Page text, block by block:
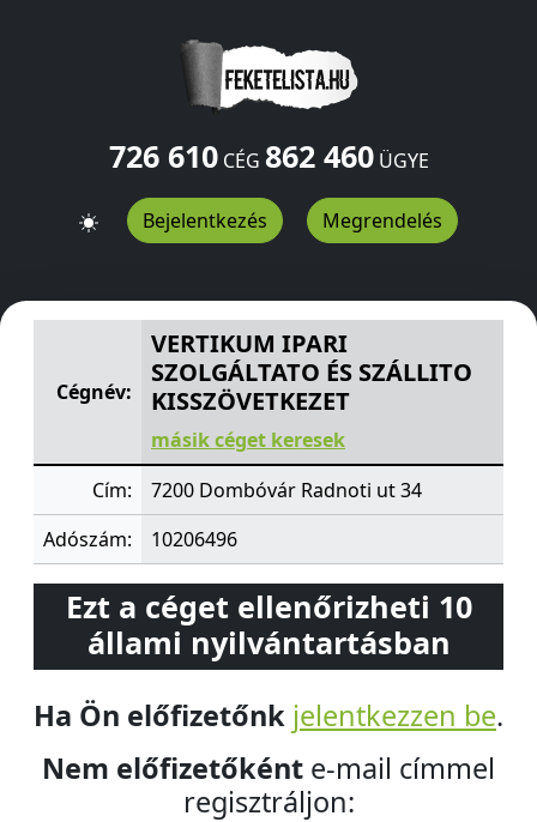
726 610CÉG 862 460ÜGYE
Bejelentkezés Megrendelés
VERTIKUM IPARI SZOLGÁLTATO ÉS SZÁLLITO
Cégnév:
VERTIKUM IPARI
SZOLGÁLTATO ÉS SZÁLLITO
KISSZÖVETKEZET
másik céget keresek
Cím:
7200 Dombóvár Radnoti ut 34
Adószám:
10206496
Ezt a céget ellenőrizheti 10
állami nyilvántartásban
Ha Ön előfizetőnk jelentkezzen be.
Nem előfizetőként e-mail címmel
regisztráljon: